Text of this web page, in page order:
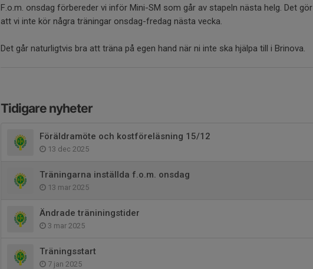
F.o.m. onsdag förbereder vi inför Mini-SM som går av stapeln nästa helg. Det gör
att vi inte kör några träningar onsdag-fredag nästa vecka.
Det går naturligtvis bra att träna på egen hand när ni inte ska hjälpa till i Brinova.
Tidigare nyheter
Föräldramöte och kostföreläsning 15/12
13 dec 2025
Träningarna inställda f.o.m. onsdag
13 mar 2025
Ändrade träniningstider
3 mar 2025
Träningsstart
7 jan 2025